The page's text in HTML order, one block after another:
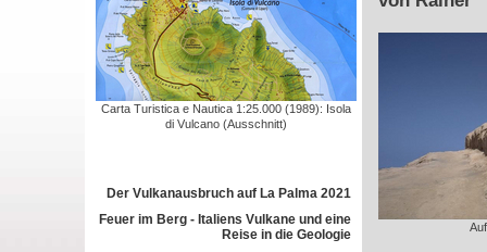
Carta Turistica e Nautica 1:25.000 (1989): Isola
di Vulcano (Ausschnitt)
Der Vulkanausbruch auf La Palma 2021
Feuer im Berg - Italiens Vulkane und eine
Reise in die Geologie